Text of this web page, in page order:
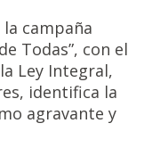
campaña
Todas”, con el
Ley Integral,
identifica la
agravante y